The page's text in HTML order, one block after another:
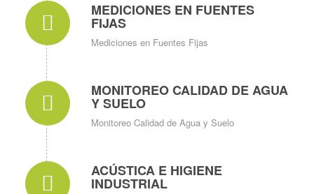
MEDICIONES EN FUENTES
FIJAS
Mediciones en Fuentes Fijas
MONITOREO CALIDAD DE AGUA
Y SUELO
Monitoreo Calidad de Agua y Suelo
ACÚSTICA E HIGIENE
INDUSTRIAL